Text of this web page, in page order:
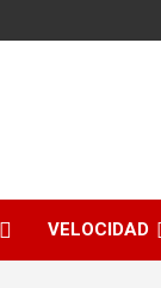
VELOCIDAD